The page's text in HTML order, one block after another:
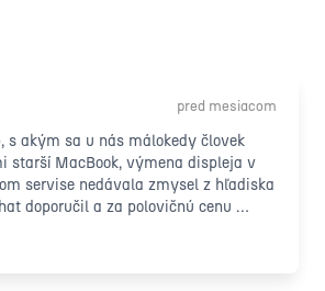
pred mesiacom
s akým sa u nás málokedy človek
starší MacBook, výmena displeja v
servise nedávala zmysel z hľadiska
doporučil a za polovičnú cenu
na pár ďalších rokov, s úsmevom a